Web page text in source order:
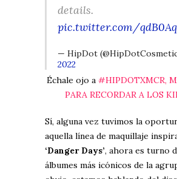
details.
pic.twitter.com/
— HipDot
2022
Échale ojo a #HIPDOTXMCR,
PARA RECORDAR A LOS
Sí, alguna vez tuvimos la
aquella línea de maquillaje
‘Danger Days’, ahora es turno
álbumes más icónicos de la